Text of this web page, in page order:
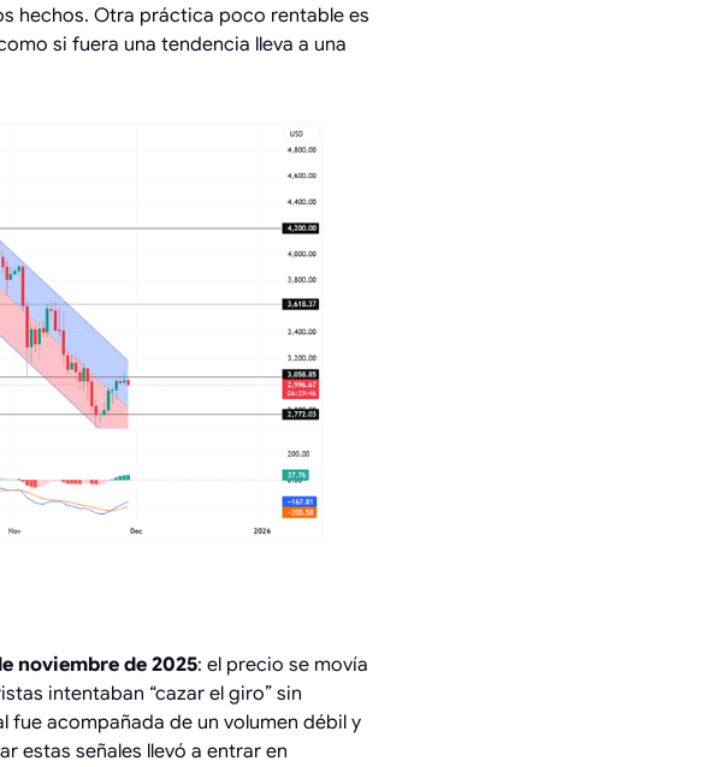
hechos. Otra práctica poco rentable es
si fuera una tendencia lleva a una
noviembre de 2025: el precio se movía
intentaban “cazar el giro” sin
acompañada de un volumen débil y
estas señales llevó a entrar en